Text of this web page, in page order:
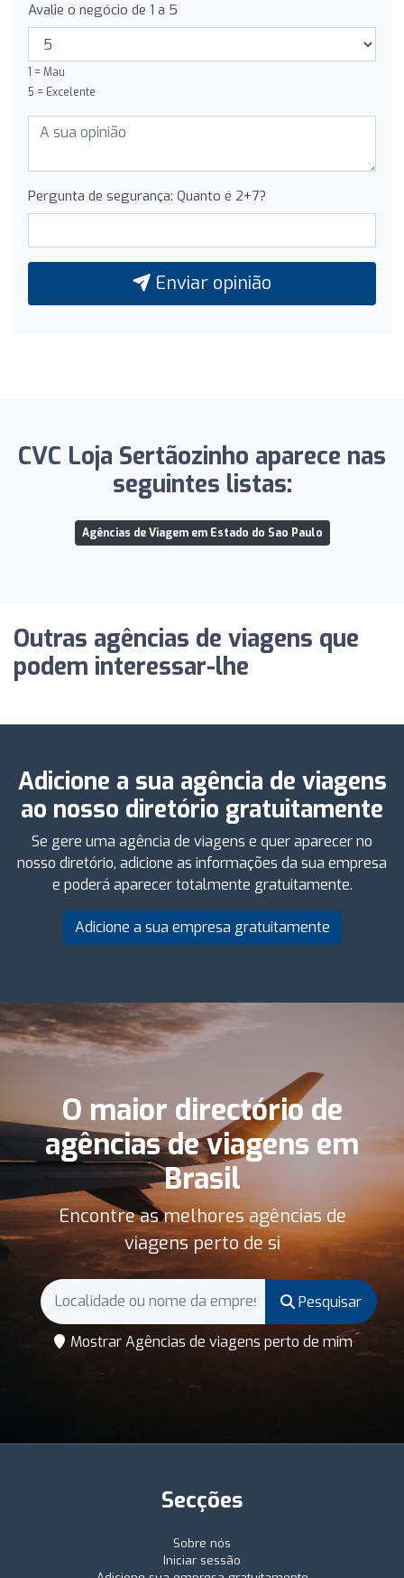
Avalie o negócio de 1 a 5
1 = Mau
5 = Excelente
Pergunta de segurança: Quanto é 2+7?
Enviar opinião
CVC Loja Sertãozinho aparece nas
seguintes listas:
Agências de Viagem em Estado do Sao Paulo
Outras agências de viagens que
podem interessar-lhe
Adicione a sua agência de viagens
ao nosso diretório gratuitamente
Se gere uma agência de viagens e quer aparecer no
nosso diretório, adicione as informações da sua empresa
e poderá aparecer totalmente gratuitamente.
Adicione a sua empresa gratuitamente
O maior directório de
agências de viagens em
Brasil
Encontre as melhores agências de
viagens perto de si
Pesquisar
Mostrar Agências de viagens perto de mim
Secções
Sobre nós
Iniciar sessão